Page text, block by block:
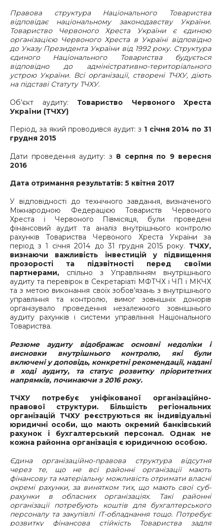
Правова структура Національного Товариства
відповідає національному законодавству України.
Товариство Червоного Хреста України є єдиною
організацією Червоного Хреста в Україні відповідно
до Указу Президента України від 1992 року. Структура
єдиного Національного Товариства будується
відповідно до адміністративно-територіального
устрою України. Всі організації, створені ТЧХУ, діють
на підставі Статуту ТЧХУ.
Об’єкт аудиту: Товариство Червоного Хреста
України (ТЧХУ)
Період, за який проводився аудит: з 1 січня 2014 по 31
грудня 2015
Дати проведення аудиту: з 8 серпня по 9 вересня
2016
Дата отримання результатів: 5 квітня 2017
У відповідності до технічного завдання, визначеного
Міжнародною Федерацією Товариств Червоного
Хреста і Червоного Півмісяця, були проведені
фінансовий аудит та аналіз внутрішнього контролю
рахунків Товариства Червоного Хреста України за
період з 1 січня 2014 до 31 грудня 2015 року. ТЧХУ,
визнаючи важливість інвестицій у підвищення
прозорості та підзвітності перед своїми
партнерами, спільно з Управлінням внутрішнього
аудиту та перевірок в Секретаріаті МФТЧХ і ЧП і МКЧХ
та з метою виконання своїх зобов’язань з внутрішнього
управління та контролю, вимог зовнішніх донорів
організувало проведення незалежного зовнішнього
аудиту рахунків і системи управління Національного
Товариства.
Резюме аудиту відображає основні недоліки і
висновки внутрішнього контролю, які були
включені у доповідь, конкретні рекомендації, надані
в ході аудиту, та статус розвитку пріоритетних
напрямків, починаючи з 2016 року.
ТЧХУ потребує уніфікованої організаційно-
правової структури. Більшість регіональних
організацій ТЧХУ реєструються як індивідуальні
юридичні особи, що мають окремий банківський
рахунок і бухгалтерський персонал. Однак не
кожна районна організація є юридичною особою.
Єдина організаційно-правова структура відсутня
через те, що не всі районні організації мають
фінансову та матеріальну можливість отримати власні
окремі рахунки, за винятком тих, що мають свої суб-
рахунки в обласних організаціях. Такі районні
організації потребують коштів для бухгалтерського
персоналу та закупівлі ІТ-обладнання тощо. Потребує
розвитку фінансова стійкість Товариства задля